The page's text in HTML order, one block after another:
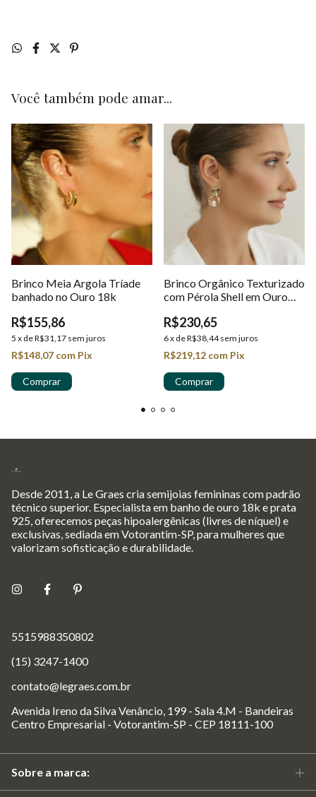
Você também pode amar...
Brinco Meia Argola Tríade
banhado no Ouro 18k
R$155,86
5 x deR$31,17 sem juros
R$148,07 com Pix
Brinco Orgânico Texturizado
com Pérola Shell em Ouro
R$230,65
6x deR$38,44 sem juros
R$219,12 com Pix
Desde 2011, a Le Graes cria semijoias femininas com padrão
técnico superior. Especialista em banho de ouro 18k e prata
925, oferecemos peças hipoalergênicas (livres de níquel) e
exclusivas, sediada em Votorantim-SP, para mulheres que
valorizam sofisticação e durabilidade.
5515988350802
(15) 3247-1400
contato@legraes.com.br
Avenida Ireno da Silva Venâncio, 199 - Sala 4.M - Bandeiras
Centro Empresarial - Votorantim-SP - CEP 18111-100
Sobre a marca: